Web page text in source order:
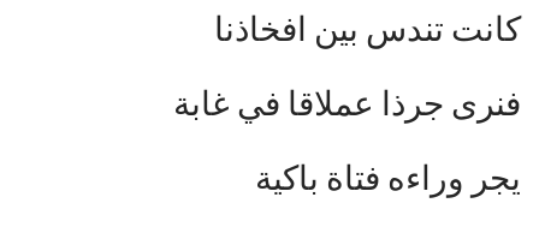
كانت تندس بين افخاذنا
فنرى جرذا عملاقا في غابة
يجر وراءه فتاة باكية